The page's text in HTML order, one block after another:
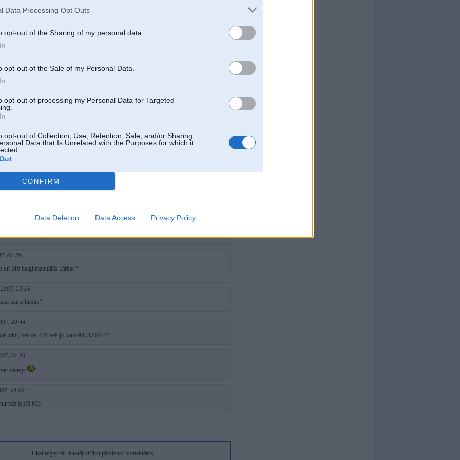
Data Processing Opt Outs
opt-out of the Sharing of my personal data.
opt-out of the Sale of my Personal Data.
opt-out of processing my Personal Data for Targeted
opt-out of Collection, Use, Retention, Sale, and/or Sharing
Data that Is Unrelated with the Purposes for which it
CONFIRM
Data Deletion Data Access Privacy Policy
nav, jo Porsche arī citiem saviem modeļiem ignorē šo citu autoražotāju vienošanos
2007, 12:23
turbo kajanai bāzē nav ātruma ierobežotājs bet šam būs?Viņs tak kādi 280km/h tak dabūs
12:10
2007, 11:55
11:48
hibrids shtolje ???
01:39
un M6 baigi manuālās kārbas?
23:16
jauns biedrs?
20:44
lohu, bet vai 4.8i nebija kautkādi 370Zs???
20:36
19:00
bāz iekšā M5
Tikai reģistrēti lietotāji drīkst pievienot komentārus